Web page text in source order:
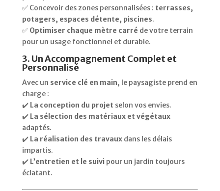
✅ Concevoir des zones personnalisées : terrasses,
potagers, espaces détente, piscines.
✅ Optimiser chaque mètre carré de votre terrain
pour un usage fonctionnel et durable.
3. Un Accompagnement Complet et
Personnalisé
Avec un service clé en main, le paysagiste prend en
charge :
✔️ La conception du projet selon vos envies.
✔️ La sélection des matériaux et végétaux
adaptés.
✔️ La réalisation des travauxdans les délais
impartis.
✔️ L’entretien et le suivipour un jardin toujours
éclatant.